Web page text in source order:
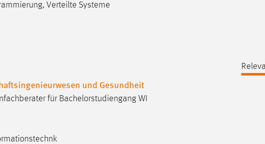
Verteilte Systeme
und Gesundheit
für Bachelorstudiengang WI
an